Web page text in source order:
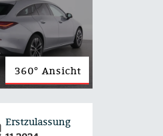
360° Ansicht
Erstzulassung